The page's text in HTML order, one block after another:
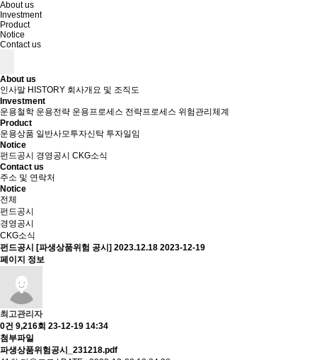
About us
Investment
Product
Notice
Contact us
About us
인사말 HISTORY 회사개요 및 조직도
Investment
운용철학 운용전략 운용프로세스 전략프로세스 위험관리체계
Product
운용상품 일반사모투자신탁 투자일임
Notice
펀드공시
경영공시 CKG소식
Contact us
주소 및 연락처
Notice
전체
펀드공시
경영공시
CKG소식
펀드공시
[파생상품위험 공시] 2023.12.18 2023-12-19
페이지 정보
최고관리자
0건 9,216회 23-12-19 14:34
첨부파일
파생상품위험공시_231218.pdf